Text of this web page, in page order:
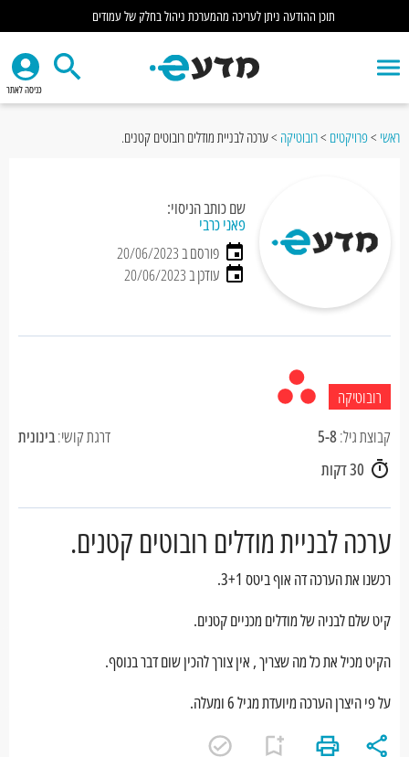
תוכן ההודעה ניתן לעריכה מהמערכת ניהול בחלק של עמודים
כניסה לאתר
ראשי >פרויקטים >רובוטיקה >ערכה לבניית מודלים רובוטים קטנים.
שם כותב הניסוי:
פאני כרבי
פורסם ב 20/06/2023
עודכן ב 20/06/2023
רובוטיקה
קבוצת גיל:5-8 דרגת קושי:בינונית
30 דקות
ערכה לבניית מודלים רובוטים קטנים.
רכשנו את הערכה דה אוף ביטס 3+1.
קיט שלם לבניה של מודלים מכניים קטנים.
הקיט מכיל את כל מה שצריך , אין צורך להכין שום דבר בנוסף.
על פי היצרן הערכה מיועדת מגיל 6 ומעלה.